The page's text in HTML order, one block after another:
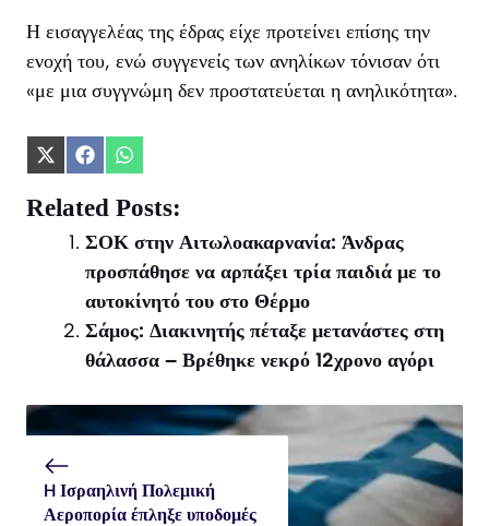
Η εισαγγελέας της έδρας είχε προτείνει επίσης την
ενοχή του, ενώ συγγενείς των ανηλίκων τόνισαν ότι
«με μια συγγνώμη δεν προστατεύεται η ανηλικότητα».
Share
X
(Twitter)
Share
Facebook
Share
WhatsApp
Related Posts:
ΣΟΚ στην Αιτωλοακαρνανία: Άνδρας
προσπάθησε να αρπάξει τρία παιδιά με το
αυτοκίνητό του στο Θέρμο
Σάμος: Διακινητής πέταξε μετανάστες στη
θάλασσα – Βρέθηκε νεκρό 12χρονο αγόρι
H Ισραηλινή Πολεμική
Αεροπορία έπληξε υποδομές